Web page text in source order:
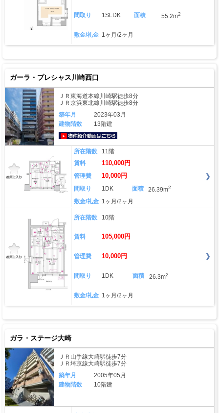
間取り 1SLDK 面積 55.2m2
敷金/礼金 1ヶ月/2ヶ月
ガーラ・プレシャス川崎西口
ＪＲ東海道本線川崎駅徒歩8分
ＪＲ京浜東北線川崎駅徒歩8分
築年月
2023年03月
建物階数
13階建
所在階数
11階
賃料
110,000円
管理費 10,000円
間取り 1DK 面積 26.39m2
敷金/礼金 1ヶ月/2ヶ月
所在階数 10階
賃料 105,000円
管理費 10,000円
間取り 1DK 面積 26.3m2
敷金/礼金 1ヶ月/2ヶ月
ガラ・ステージ大崎
ＪＲ山手線大崎駅徒歩7分
ＪＲ埼京線大崎駅徒歩7分
築年月
2005年05月
建物階数
10階建